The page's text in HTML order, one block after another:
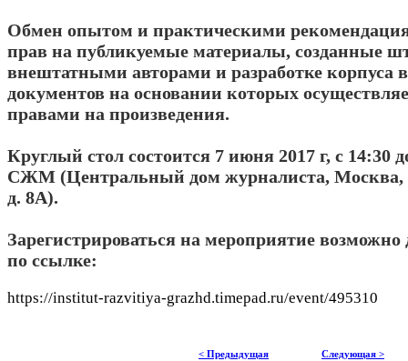
Обмен опытом и практическими
прав на публикуемые материалы, созданные
внештатными авторами и разработке корпуса
документов на основании которых
правами на произведения.
Круглый стол состоится 7 июня 2017 г, с 14:30
СЖМ (Центральный дом журналиста, Москва,
д. 8А).
Зарегистрироваться на мероприятие
по ссылке:
https://institut-razvitiya-grazhd.timepad.ru/event/495310
< Предыдущая Следующая >